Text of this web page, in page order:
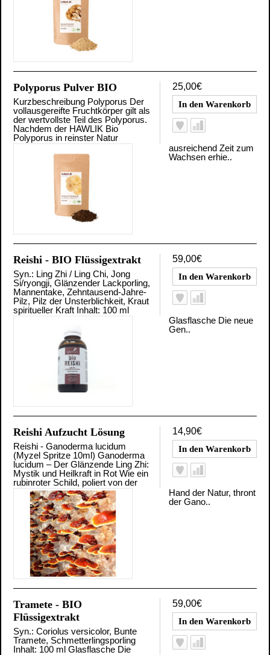
25,00€
Polyporus Pulver BIO
Kurzbeschreibung Polyporus Der
vollausgereifte Fruchtkörper gilt als
der wertvollste Teil des Polyporus.
Nachdem der HAWLIK Bio
Polyporus in reinster Natur
ausreichend Zeit zum
Wachsen erhie..
59,00€
Reishi - BIO Flüssigextrakt
Syn.: Ling Zhi / Ling Chi, Jong
Si/ryongji, Glänzender Lackporling,
Mannentake, Zehntausend-Jahre-
Pilz, Pilz der Unsterblichkeit, Kraut
spiritueller Kraft Inhalt: 100 ml
Glasflasche Die neue
Gen..
14,90€
Reishi Aufzucht Lösung
Reishi - Ganoderma lucidum
(Myzel Spritze 10ml) Ganoderma
lucidum – Der Glänzende Ling Zhi:
Mystik und Heilkraft in Rot Wie ein
rubinroter Schild, poliert von der
Hand der Natur, thront
der Gano..
59,00€
Tramete - BIO
Flüssigextrakt
Syn.: Coriolus versicolor, Bunte
Tramete, Schmetterlingsporling
Inhalt: 100 ml Glasflasche Die